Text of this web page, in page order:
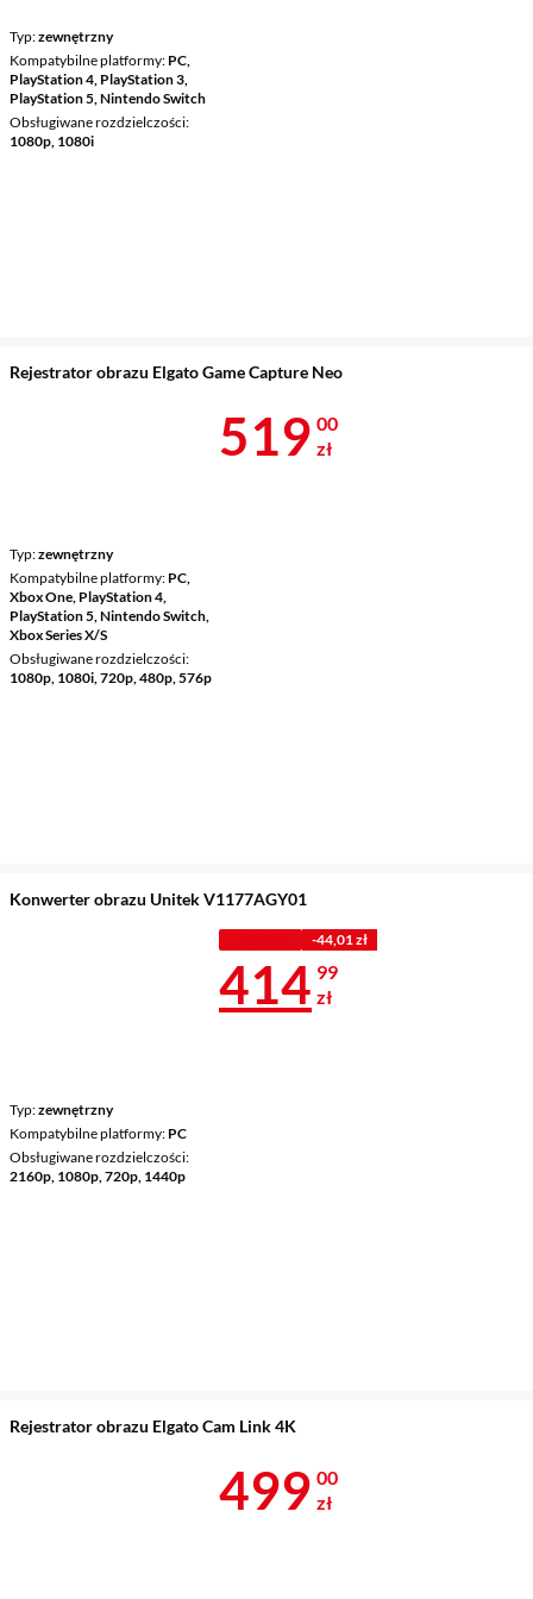
Typ zewnętrzny
Kompatybilne platformy PC,
PlayStation 4, PlayStation 3,
PlayStation 5, Nintendo Switch
Obsługiwane rozdzielczości
1080p, 1080i
Rejestrator obrazu Elgato Game Capture Neo
Typ zewnętrzny
Kompatybilne platformy PC,
Xbox One, PlayStation 4,
PlayStation 5, Nintendo Switch,
Xbox Series X/S
Obsługiwane rozdzielczości
1080p, 1080i, 720p, 480p, 576p
Cena 519 zł
519 00
zł
Konwerter obrazu Unitek V1177AGY01
Typ zewnętrzny
Kompatybilne platformy PC
Obsługiwane rozdzielczości
2160p, 1080p, 720p, 1440p
-44,01 zł
Cena 414,99
414 99
zł
Rejestrator obrazu Elgato Cam Link 4K
Cena 499 zł
499 00
zł